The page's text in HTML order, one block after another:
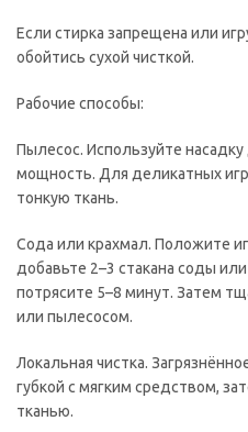
Если стирка запрещена или
обойтись сухой чисткой.
Рабочие способы:
Пылесос. Используйте
мощность. Для деликатных
тонкую ткань.
Сода или крахмал. Положите
добавьте 2–3 стакана соды
потрясите 5–8 минут. Затем
или пылесосом.
Локальная чистка.
губкой с мягким средством,
тканью.